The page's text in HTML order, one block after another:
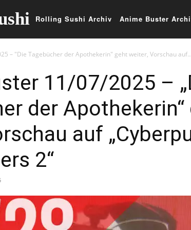
Rolling Sushi Archiv Anime Buster
– "Die Tagebücher der Apothekerin" geht weiter, Vorschau auf...
11/07/2025 –
der Apothekerin“
auf
2“